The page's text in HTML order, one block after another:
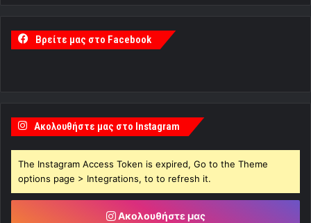
Βρείτε μας στο Facebook
Ακολουθήστε μας στο Instagram
The Instagram Access Token is expired, Go to the Theme
options page > Integrations, to to refresh it.
Ακολουθήστε μας